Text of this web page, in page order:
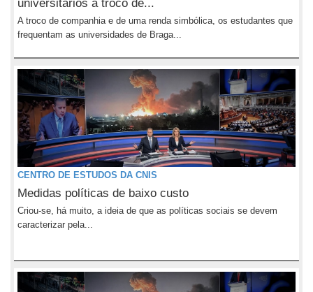
universitários a troco de...
A troco de companhia e de uma renda simbólica, os estudantes que
frequentam as universidades de Braga...
CENTRO DE ESTUDOS DA CNIS
Medidas políticas de baixo custo
Criou-se, há muito, a ideia de que as políticas sociais se devem
caracterizar pela...